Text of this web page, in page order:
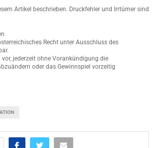
Artikel beschrieben. Druckfehler und Irrtümer sind
Recht unter Ausschluss des
jederzeit ohne Vorankündigung die
oder das Gewinnspiel vorzeitig